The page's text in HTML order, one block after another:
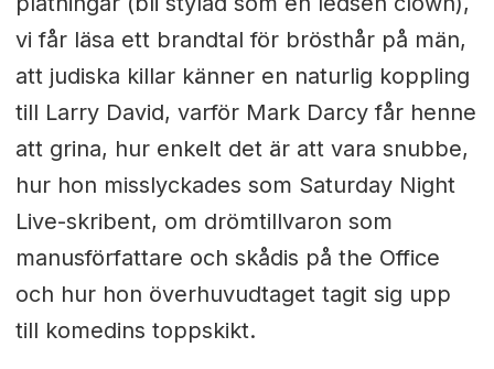
vi får läsa ett brandtal för brösthår på män,
att judiska killar känner en naturlig koppling
till Larry David, varför Mark Darcy får henne
att grina, hur enkelt det är att vara snubbe,
hur hon misslyckades som Saturday Night
Live-skribent, om drömtillvaron som
manusförfattare och skådis på the Office
och hur hon överhuvudtaget tagit sig upp
till komedins toppskikt.